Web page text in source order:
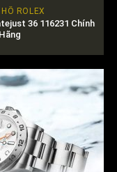
ROLEX
36 116231 Chính
Hãng